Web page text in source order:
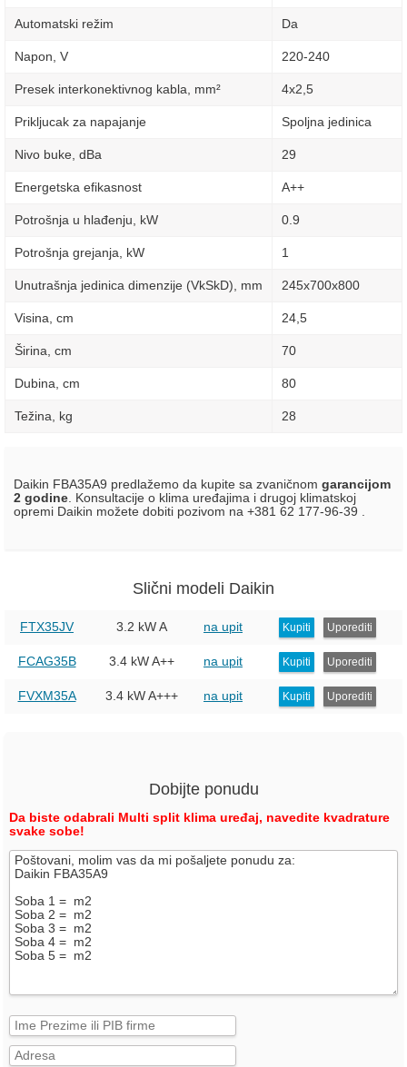
Automatski režim Da
Napon, V 220-240
Presek interkonektivnog kabla, mm² 4х2,5
Prikljucak za napajanje Spoljna jedinica
Nivo buke, dBa 29
Energetska efikasnost A++
Potrošnja u hlađenju, kW 0.9
Potrošnja grejanja, kW 1
Unutrašnja jedinica dimenzije (VkSkD), mm 245x700x800
Visina, сm 24,5
Širina, сm 70
Dubina, сm 80
Težina, kg 28
Daikin FBA35A9 predlažemo da kupite sa zvaničnom garancijom
2 godine . Konsultacije o klima uređajima i drugoj klimatskoj
opremi Daikin možete dobiti pozivom na +381 62 177-96-39 .
Slični modeli Daikin
FTX35JV 3.2 kW A na upit Kupiti Uporediti
FCAG35B 3.4 kW A++ na upit Kupiti Uporediti
FVXM35A 3.4 kW A+++ na upit Kupiti Uporediti
Dobijte ponudu
Da biste odabrali Multi split klima uređaj, navedite kvadrature
svake sobe!